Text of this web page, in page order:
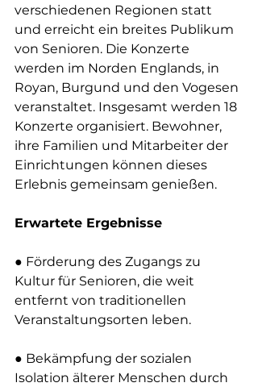
verschiedenen Regionen statt
und erreicht ein breites Publikum
von Senioren. Die Konzerte
werden im Norden Englands, in
Royan, Burgund und den Vogesen
veranstaltet. Insgesamt werden 18
Konzerte organisiert. Bewohner,
ihre Familien und Mitarbeiter der
Einrichtungen können dieses
Erlebnis gemeinsam genießen.
Erwartete Ergebnisse
● Förderung des Zugangs zu
Kultur für Senioren, die weit
entfernt von traditionellen
Veranstaltungsorten leben.
● Bekämpfung der sozialen
Isolation älterer Menschen durch